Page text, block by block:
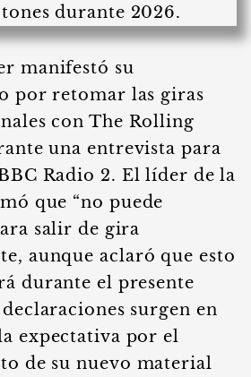
manifestó su
por retomar las giras
con The Rolling
una entrevista para
Radio 2. El líder de la
que “no puede
salir de gira
aunque aclaró que esto
durante el presente
declaraciones surgen en
expectativa por el
de su nuevo material